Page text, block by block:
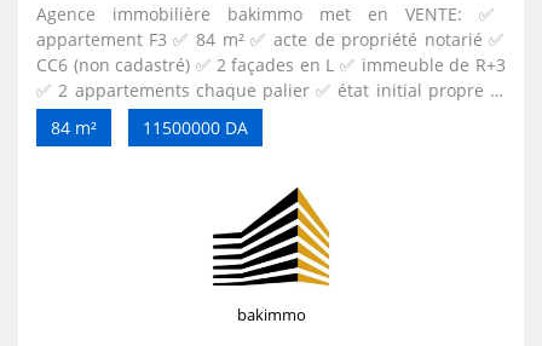
Agence immobilière bakimmo met en VENTE: ✅️
appartement F3 ✅️ 84 m² ✅️ acte de propriété notarié ✅️
CC6 (non cadastré) ✅️ 2 façades en L ✅️ immeuble de R+3
✅️ 2 appartements chaque palier ✅️ état initial propre et
habitable ✅️ Chauffage gaz de ville ✅️ Chauffe eau ✅️ 2
climatiseurs ✅️ eau de ville ✅️ gaz de ville ✅️ Électricité 220
aéré ✅️ parking extérieur gardé la nuit
84 m² 11500000 DA
bakimmo